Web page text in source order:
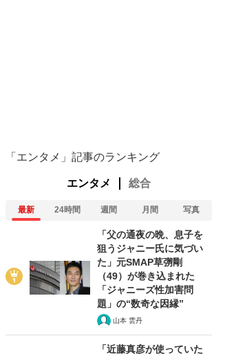
「エンタメ」記事のランキング
エンタメ 総合
最新 24時間 週間 月間 写真
「父の通夜の晩、息子を
狙うジャニー氏に気づい
た」元SMAP草彅剛
（49）が巻き込まれた
「ジャニーズ性加害問
題」の“数奇な因縁”
山本 雲丹
「近藤真彦が使っていた